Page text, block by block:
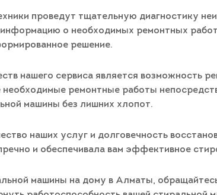
проведут тщательную диагностику
о необходимых ремонтных
решение.
нашего сервиса является возможность
необходимые ремонтные работы
машины без лишних хлопот.
наших услуг и долговечность
и обеспечивала вам эффективное
машины на дому в Алматы,